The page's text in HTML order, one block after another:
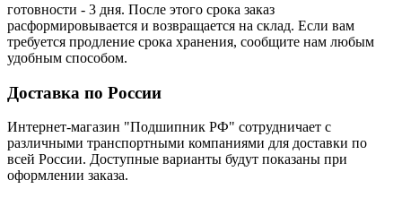
готовности - 3 дня. После этого срока заказ
расформировывается и возвращается на склад. Если вам
требуется продление срока хранения, сообщите нам любым
удобным способом.
Доставка по России
Интернет-магазин "Подшипник РФ" сотрудничает с
различными транспортными компаниями для доставки по
всей России. Доступные варианты будут показаны при
оформлении заказа.